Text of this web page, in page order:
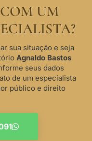
UM
sua situação e seja
Agnaldo Bastos
seus dados
de um especialista
público e direito